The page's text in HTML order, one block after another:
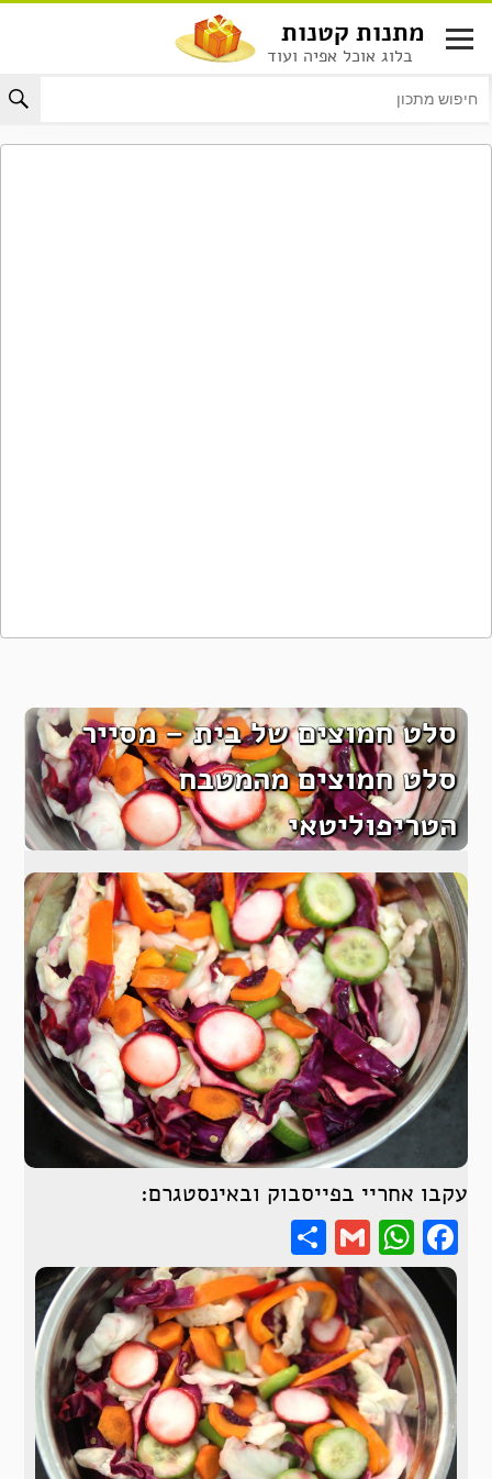
לתוכן
מתנות קטנות
בלוג אוכל אפיה ועוד
סלט חמוצים של בית – מסייר
סלט חמוצים מהמטבח
הטריפוליטאי
עקבו אחריי בפייסבוק ובאינסטגרם:
Facebook
WhatsApp
Gmail